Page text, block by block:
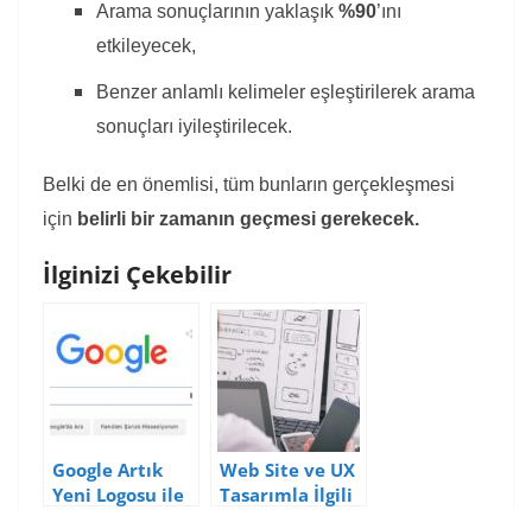
Arama sonuçlarının yaklaşık %90’ını
etkileyecek,
Benzer anlamlı kelimeler eşleştirilerek arama
sonuçları iyileştirilecek.
Belki de en önemlisi, tüm bunların gerçekleşmesi
için belirli bir zamanın geçmesi gerekecek.
İlginizi Çekebilir
Google Artık
Yeni Logosu ile
Web Site ve UX
Tasarımla İlgili